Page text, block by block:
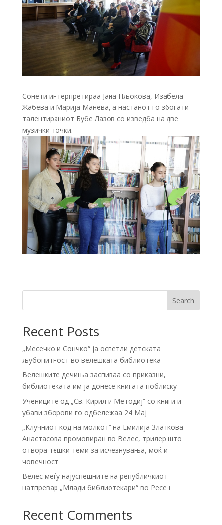
Сонети интерпретираа Јана Пљокова, Изабела
Жабева и Марија Манева, а настанот го збогати
талентираниот Бубе Лазов со изведба на две
музички точки.
Search
Recent Posts
„Месечко и Сончко“ ја осветли детската
љубопитност во велешката библиотека
Велешките дечиња заспиваа со приказни,
библиотеката им ја донесе книгата поблиску
Учениците од „Св. Кирил и Методиј“ со книги и
убави зборови го одбележаа 24 Мај
„Клучниот код на молкот“ на Емилија Златкова
Анастасова промовиран во Велес, трилер што
отвора тешки теми за исчезнувања, моќ и
човечност
Велес меѓу најуспешните на републичкиот
натпревар „Млади библиотекари“ во Ресен
Recent Comments